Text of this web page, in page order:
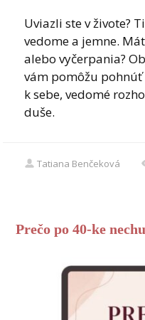
Uviazli ste v živote?
vedome a jemne.
alebo vyčerpania?
vám pomôžu pohnúť
k sebe, vedomé
duše.
Tatiana Benčeková
Prečo po 40-ke